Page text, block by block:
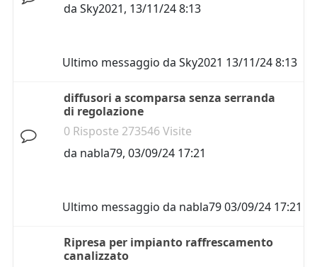
da Sky2021, 13/11/24 8:13
Ultimo messaggio da Sky2021 13/11/24 8:13
diffusori a scomparsa senza serranda
di regolazione
0 Risposte 273546 Visite
da nabla79, 03/09/24 17:21
Ultimo messaggio da nabla7903/09/24 17:21
Ripresa per impianto raffrescamento
canalizzato